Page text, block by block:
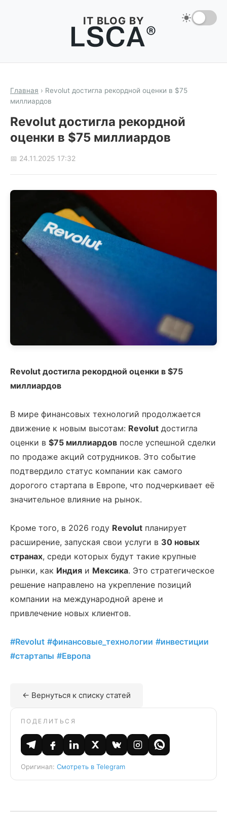
IT BLOG BY
Главная › Revolut достигла рекордной оценки в $75
миллиардов
Revolut достигла рекордной
оценки в $75 миллиардов
📅 24.11.2025 17:32
Revolut достигла рекордной оценки в $75
миллиардов
В мире финансовых технологий продолжается
движение к новым высотам: Revolut достигла
оценки в $75 миллиардов после успешной сделки
по продаже акций сотрудников. Это событие
подтвердило статус компании как самого
дорогого стартапа в Европе, что подчеркивает её
значительное влияние на рынок.
Кроме того, в 2026 году Revolut планирует
расширение, запуская свои услуги в 30 новых
странах, среди которых будут такие крупные
рынки, как Индия и Мексика. Это стратегическое
решение направлено на укрепление позиций
компании на международной арене и
привлечение новых клиентов.
#Revolut #финансовые_технологии #инвестиции
#стартапы #Европа
← Вернуться к списку статей
ПОДЕЛИТЬСЯ
Оригинал: Смотреть в Telegram